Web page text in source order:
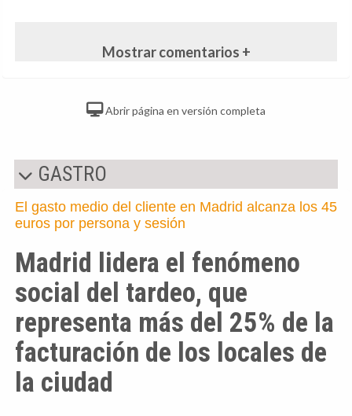
Mostrar comentarios +
Abrir página en versión completa
GASTRO
El gasto medio del cliente en Madrid alcanza los 45
euros por persona y sesión
Madrid lidera el fenómeno
social del tardeo, que
representa más del 25% de la
facturación de los locales de
la ciudad